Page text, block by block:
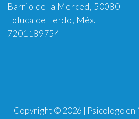
Barrio de la Merced, 50080
Toluca de Lerdo, Méx.
7201189754
Copyright © 2026 | Psicologo en